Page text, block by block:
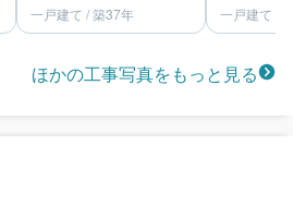
一戸建て / 築37年 一戸建て /
ほかの工事写真をもっと見る